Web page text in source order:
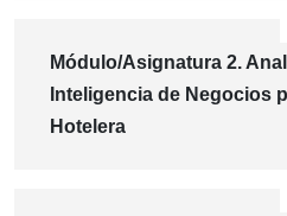
Módulo/Asignatura 2.
Inteligencia de Negocios
Hotelera